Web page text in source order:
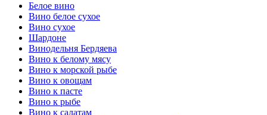
Белое вино
Вино белое сухое
Вино сухое
Шардоне
Винодельня Бердяева
Вино к белому мясу
Вино к морской рыбе
Вино к овощам
Вино к пасте
Вино к рыбе
Вино к салатам